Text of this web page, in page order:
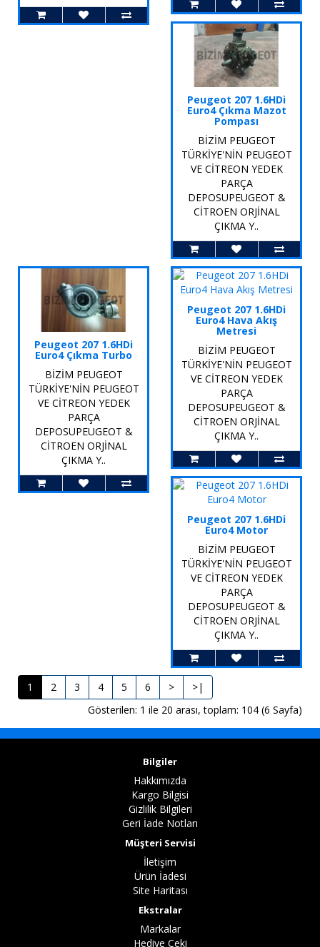
Peugeot 207 1.6HDi
Euro4 Çıkma Mazot
Pompası
BİZİM PEUGEOT
TÜRKİYE'NİN PEUGEOT
VE CİTREON YEDEK
PARÇA
DEPOSUPEUGEOT &
CİTROEN ORJİNAL
ÇIKMA Y..
Peugeot 207 1.6HDi
Euro4 Çıkma Turbo
BİZİM PEUGEOT
TÜRKİYE'NİN PEUGEOT
VE CİTREON YEDEK
PARÇA
DEPOSUPEUGEOT &
CİTROEN ORJİNAL
ÇIKMA Y..
Peugeot 207 1.6HDi
Euro4 Hava Akış
Metresi
BİZİM PEUGEOT
TÜRKİYE'NİN PEUGEOT
VE CİTREON YEDEK
PARÇA
DEPOSUPEUGEOT &
CİTROEN ORJİNAL
ÇIKMA Y..
Peugeot 207 1.6HDi
Euro4 Motor
BİZİM PEUGEOT
TÜRKİYE'NİN PEUGEOT
VE CİTREON YEDEK
PARÇA
DEPOSUPEUGEOT &
CİTROEN ORJİNAL
ÇIKMA Y..
1 2 3 4 5 6 >
>|
Gösterilen: 1 ile 20 arası, toplam: 104 (6 Sayfa)
Bilgiler
Hakkımızda
Kargo Bilgisi
Gizlilik Bilgileri
Geri İade Notları
Müşteri Servisi
İletişim
Ürün İadesi
Site Haritası
Ekstralar
Markalar
Hediye Çeki